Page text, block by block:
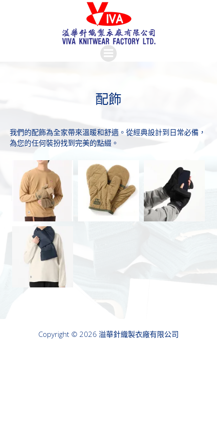
Skip
to
content
配飾
我們的配飾為全家帶來溫暖和舒適。從經典設計到日常必備，
為您的任何裝扮找到完美的點綴。
Copyright © 2026 溢華針織製衣廠有限公司